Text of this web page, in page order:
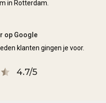
in Rotterdam.
op Google
klanten gingen je voor.
4.7/5